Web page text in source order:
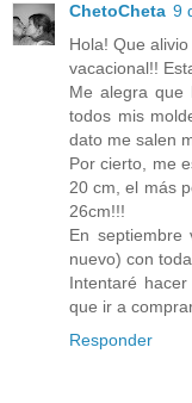
ChetoCheta 9
Hola! Que
vacacional!!
Me alegra que
todos mis
dato me salen
Por cierto, me
20 cm, el más
26cm!!!
En
nuevo) con
Intentaré
que ir a
Responder